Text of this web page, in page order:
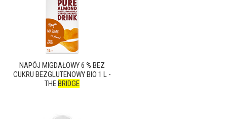
NAPÓJ MIGDAŁOWY 6 % BEZ
CUKRU BEZGLUTENOWY BIO 1 L -
THEBRIDGE